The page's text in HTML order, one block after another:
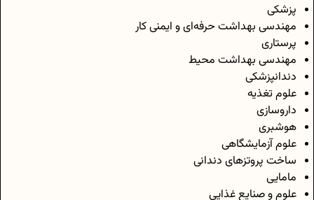
پزشکی
مهندسی بهداشت حرفه‌ای و ایمنی کار
پرستاری
مهندسی بهداشت محیط
دندانپزشکی
علوم تغذیه
داروسازی
هوشبری
علوم آزمایشگاهی
ساخت پروتزهای دندانی
مامایی
علوم و صنایع غذایی